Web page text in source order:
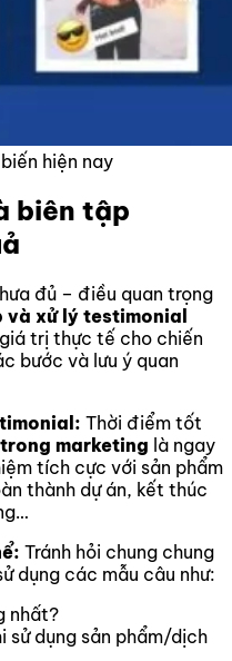
hiện nay
biên tập
đủ – điều quan trọng
xử lý testimonial
trị thực tế cho chiến
bước và lưu ý quan
Thời điểm tốt
marketing là ngay
tích cực với sản phẩm
thành dự án, kết thúc
Tránh hỏi chung chung
dụng các mẫu câu như:
nhất?
sử dụng sản phẩm/dịch